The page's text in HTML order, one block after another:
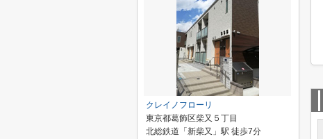
クレイノフローリ
東京都葛飾区柴又５丁目
北総鉄道「新柴又」駅 徒歩7分